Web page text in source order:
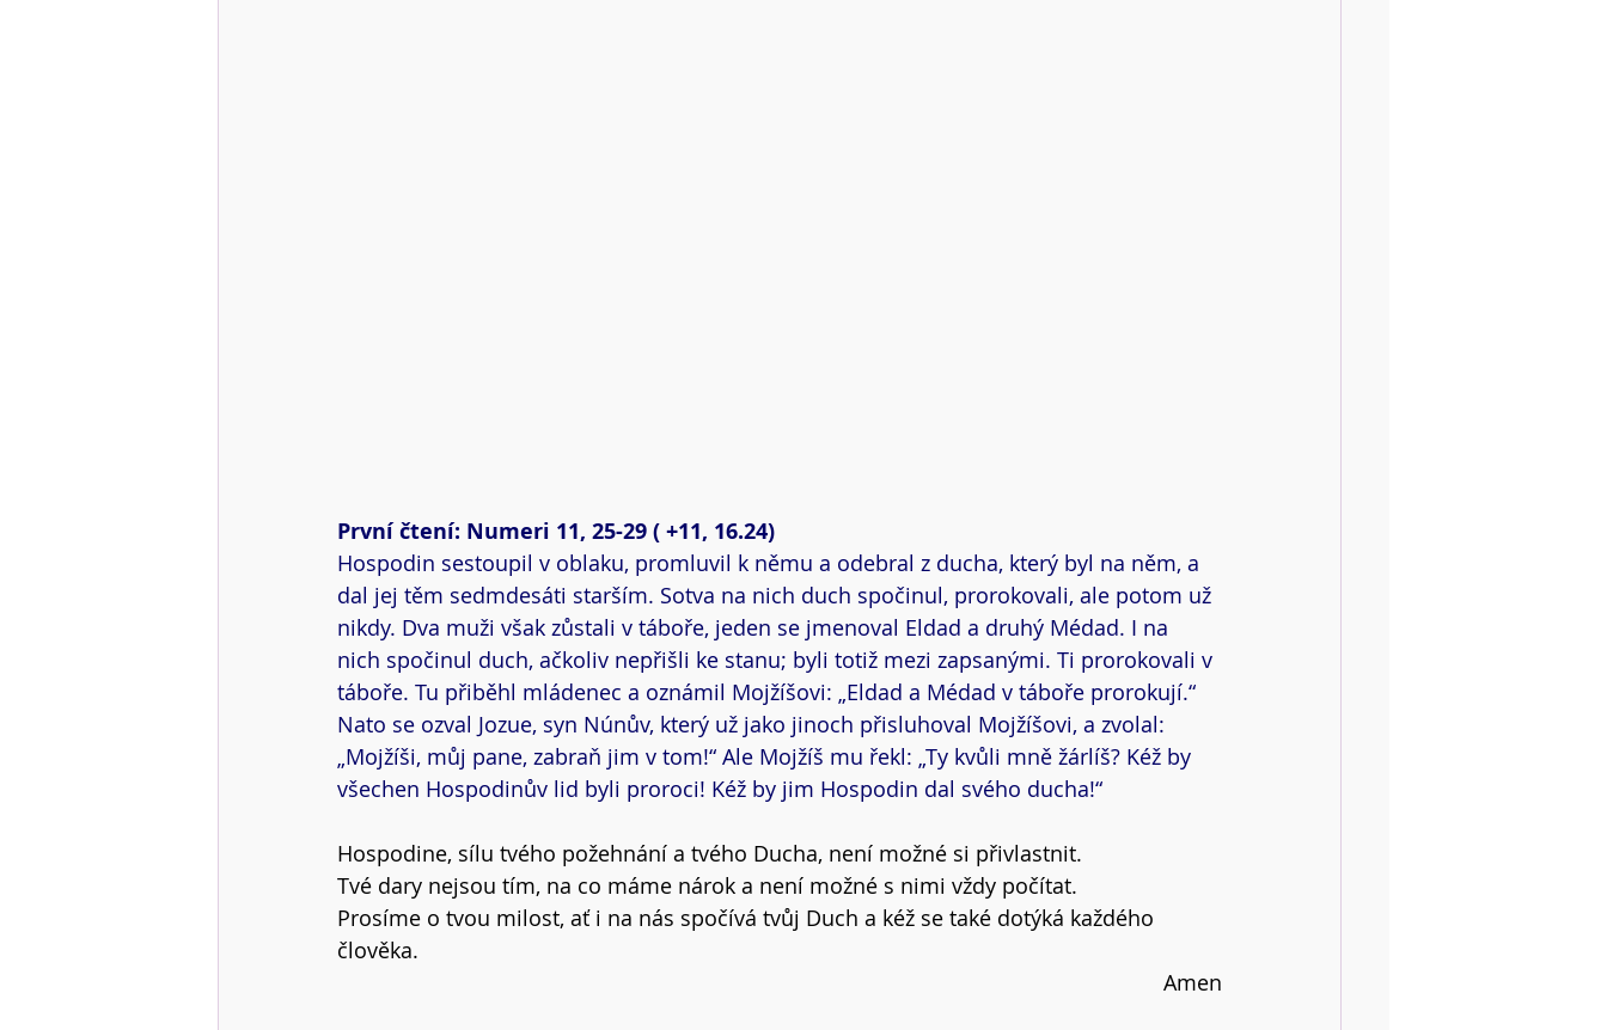
První čtení: Numeri 11, 25-29 ( +11, 16.24)
Hospodin sestoupil v oblaku, promluvil k němu a odebral z ducha, který byl na něm, a
dal jej těm sedmdesáti starším. Sotva na nich duch spočinul, prorokovali, ale potom už
nikdy. Dva muži však zůstali v táboře, jeden se jmenoval Eldad a druhý Médad. I na
nich spočinul duch, ačkoliv nepřišli ke stanu; byli totiž mezi zapsanými. Ti prorokovali v
táboře. Tu přiběhl mládenec a oznámil Mojžíšovi: „Eldad a Médad v táboře prorokují.“
Nato se ozval Jozue, syn Núnův, který už jako jinoch přisluhoval Mojžíšovi, a zvolal:
„Mojžíši, můj pane, zabraň jim v tom!“ Ale Mojžíš mu řekl: „Ty kvůli mně žárlíš? Kéž by
všechen Hospodinův lid byli proroci! Kéž by jim Hospodin dal svého ducha!“
Hospodine, sílu tvého požehnání a tvého Ducha, není možné si přivlastnit.
Tvé dary nejsou tím, na co máme nárok a není možné s nimi vždy počítat.
Prosíme o tvou milost, ať i na nás spočívá tvůj Duch a kéž se také dotýká každého
člověka.
Amen